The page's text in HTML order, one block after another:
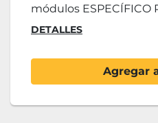
módulos ESPECÍFICO
DETALLES
Agregar